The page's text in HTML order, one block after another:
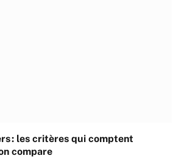
: les critères qui comptent
compare